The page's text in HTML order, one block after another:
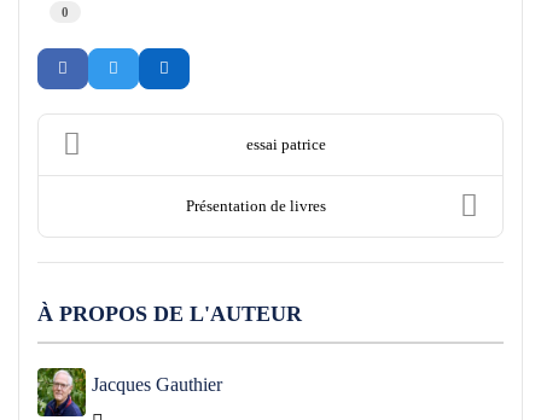
0
essai patrice
Présentation de livres
À PROPOS DE L'AUTEUR
Jacques Gauthier